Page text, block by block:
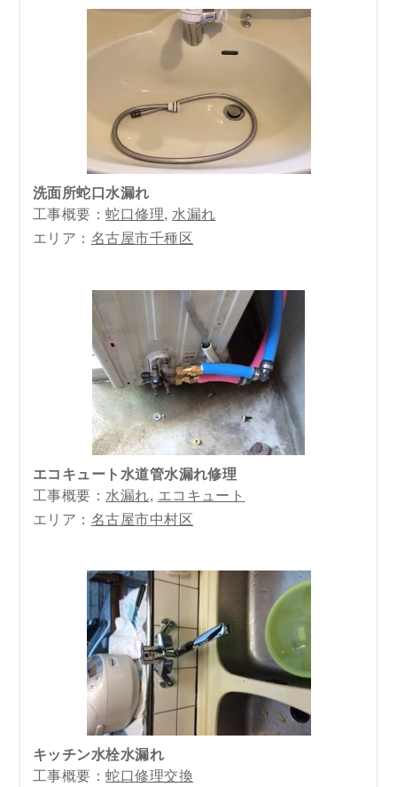
洗面所蛇口水漏れ
工事概要：蛇口修理
水漏れ
エリア： 名古屋市千種区
エコキュート水道管水漏れ修理
工事概要： 水漏れ
エコキュート
エリア： 名古屋市中村区
キッチン水栓水漏れ
工事概要：蛇口修理交換